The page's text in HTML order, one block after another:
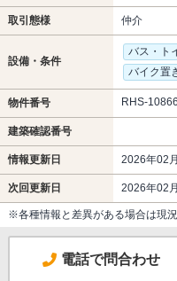
取引態様 仲介
設備・条件
バス・ト
バイク置
物件番号 RHS-10866
建築確認番号
情報更新日 2026年02
次回更新日 2026年02
※各種情報と差異がある場合は現
電話で問合わせ